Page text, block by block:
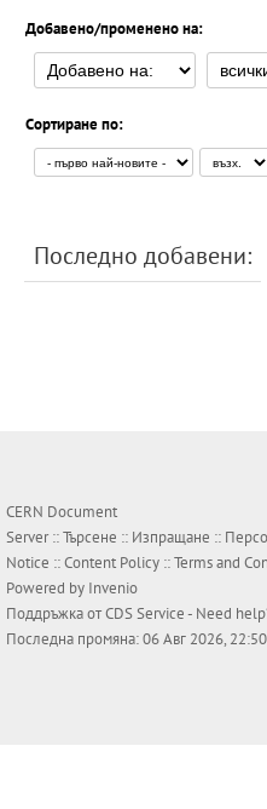
Добавено/променено на:
Сортиране по:
Последно добавени:
CERN Document
Server ::Търсене :: Изпращане ::
Notice ::Content Policy ::Terms and
Powered by Invenio
Поддръжка отCDS Service- Need
Последна промяна: 06 Авг 2026, 22:50